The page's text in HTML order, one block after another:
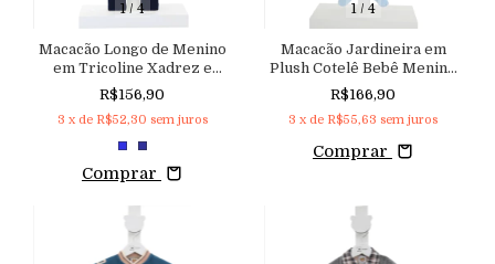
1/ 4
Macacão Longo de Menino
em Tricoline Xadrez e
Malha Comfort
R$156,90
3 x de R$52,30 sem juros
Comprar
1/ 4
Macacão Jardineira em
Plush Cotelê Bebê Menino
e Body em Plush
Aconchego
R$166,90
3 x de R$55,63 sem juros
Comprar